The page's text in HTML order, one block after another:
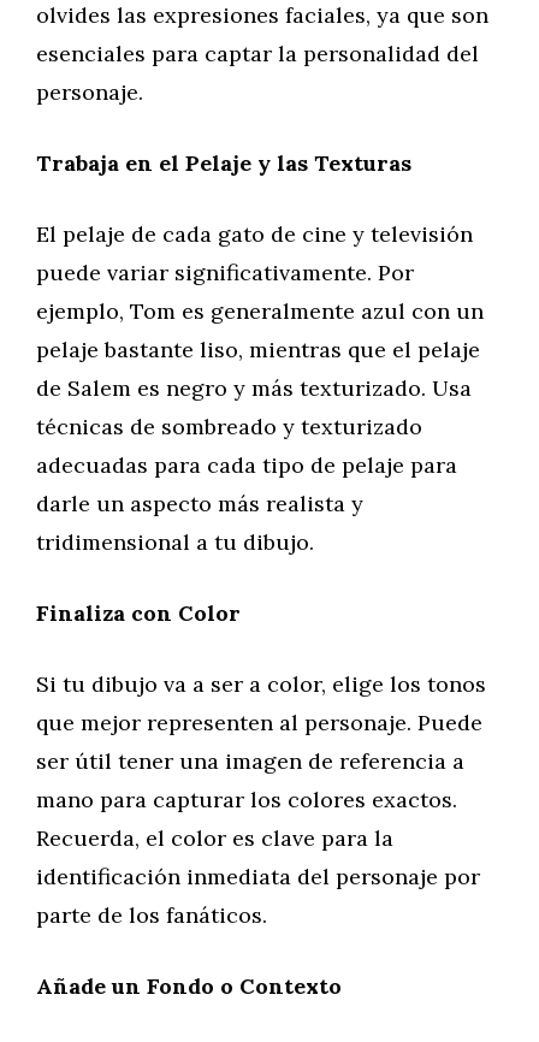
olvides las expresiones faciales, ya que son
esenciales para captar la personalidad del
personaje.
Trabaja en el Pelaje y las Texturas
El pelaje de cada gato de cine y televisión
puede variar significativamente. Por
ejemplo, Tom es generalmente azul con un
pelaje bastante liso, mientras que el pelaje
de Salem es negro y más texturizado. Usa
técnicas de sombreado y texturizado
adecuadas para cada tipo de pelaje para
darle un aspecto más realista y
tridimensional a tu dibujo.
Finaliza con Color
Si tu dibujo va a ser a color, elige los tonos
que mejor representen al personaje. Puede
ser útil tener una imagen de referencia a
mano para capturar los colores exactos.
Recuerda, el color es clave para la
identificación inmediata del personaje por
parte de los fanáticos.
Añade un Fondo o Contexto